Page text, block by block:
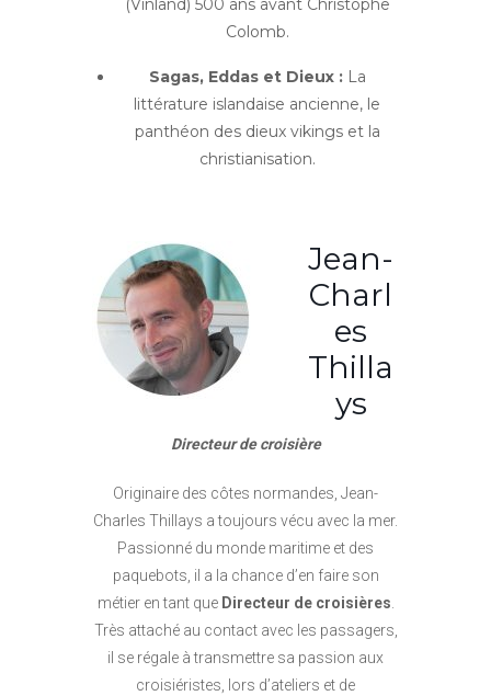
(Vinland) 500 ans avant Christophe
Colomb.
Sagas, Eddas et Dieux :La
littérature islandaise ancienne, le
panthéon des dieux vikings et la
christianisation.
Jean-
Charl
es
Thilla
ys
Directeur de croisière
Originaire des côtes normandes, Jean-
Charles Thillays a toujours vécu avec la mer.
Passionné du monde maritime et des
paquebots, il a la chance d’en faire son
métier en tant que Directeur de croisières.
Très attaché au contact avec les passagers,
il se régale à transmettre sa passion aux
croisiéristes, lors d’ateliers et de